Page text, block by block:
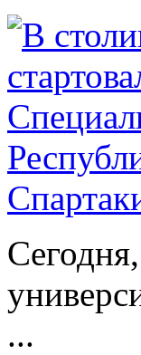
...